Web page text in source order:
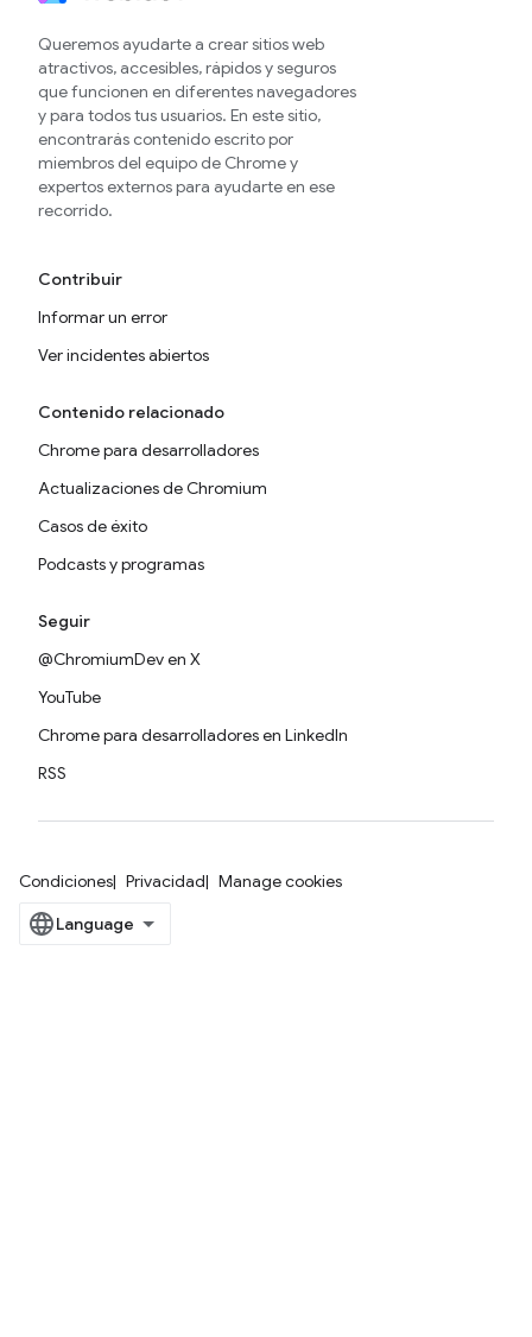
Queremos ayudarte a crear sitios web
atractivos, accesibles, rápidos y seguros
que funcionen en diferentes navegadores
y para todos tus usuarios. En este sitio,
encontrarás contenido escrito por
miembros del equipo de Chrome y
expertos externos para ayudarte en ese
recorrido.
Contribuir
Informar un error
Ver incidentes abiertos
Contenido relacionado
Chrome para desarrolladores
Actualizaciones de Chromium
Casos de éxito
Podcasts y programas
Seguir
@ChromiumDev en X
YouTube
Chrome para desarrolladores en LinkedIn
RSS
Condiciones Privacidad Manage cookies